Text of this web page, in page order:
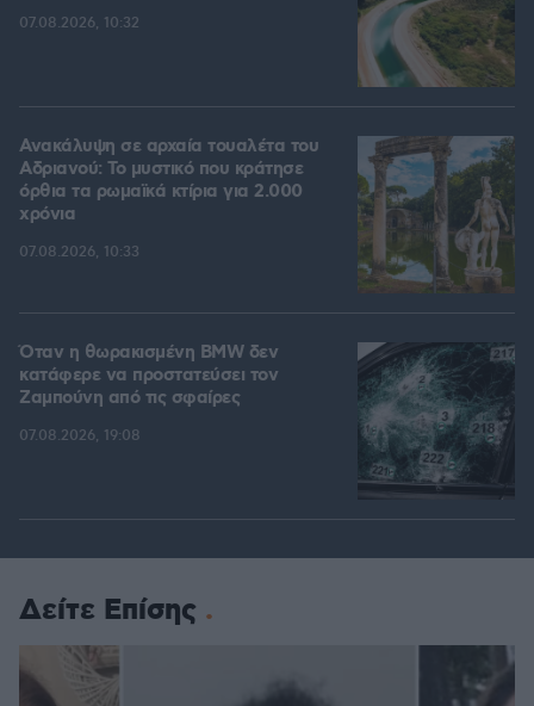
07.08.2026, 10:32
Ανακάλυψη σε αρχαία τουαλέτα του
Αδριανού: Το μυστικό που κράτησε
όρθια τα ρωμαϊκά κτίρια για 2.000
χρόνια
07.08.2026, 10:33
Όταν η θωρακισμένη BMW δεν
κατάφερε να προστατεύσει τον
Ζαμπούνη από τις σφαίρες
07.08.2026, 19:08
Δείτε Επίσης